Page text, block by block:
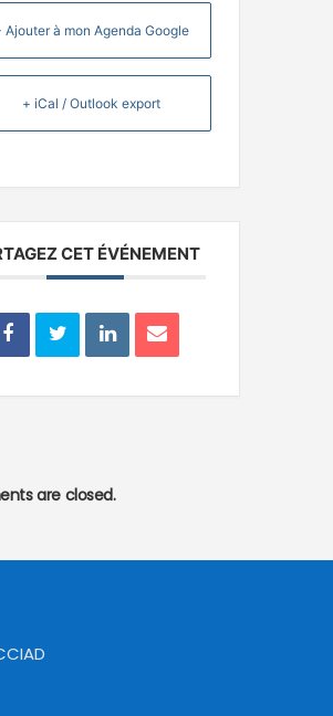
Ajouter à mon Agenda Google
+ iCal / Outlook export
CET ÉVÉNEMENT
are closed.